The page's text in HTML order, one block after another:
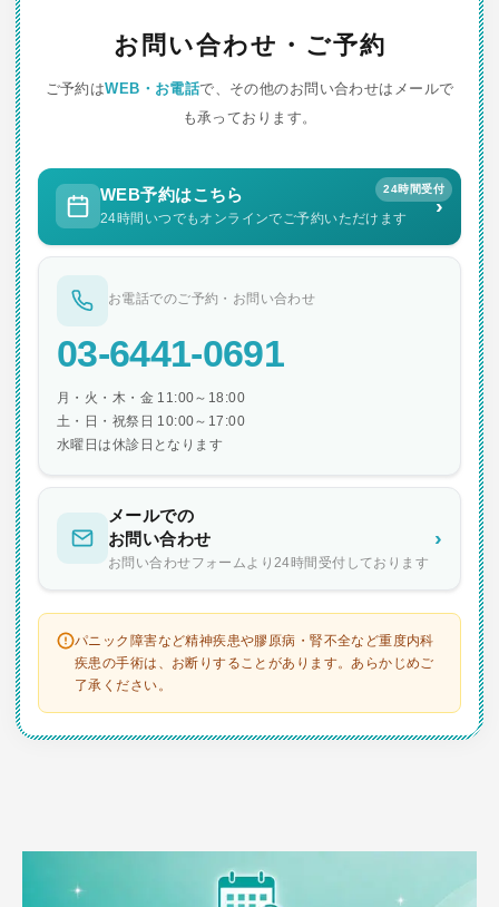
お問い合わせ・ご予約
ご予約はWEB・お電話で、その他のお問い合わせはメールで
も承っております。
24時間受付
WEB予約はこちら
24時間いつでもオンラインでご予約いただけます ›
お電話でのご予約・お問い合わせ
03-6441-0691
月・火・木・金 11:00～18:00
土・日・祝祭日 10:00～17:00
水曜日は休診日となります
メールでの
お問い合わせ
お問い合わせフォームより24時間受付しております
›
パニック障害など精神疾患や膠原病・腎不全など重度内科
疾患の手術は、お断りすることがあります。あらかじめご
了承ください。